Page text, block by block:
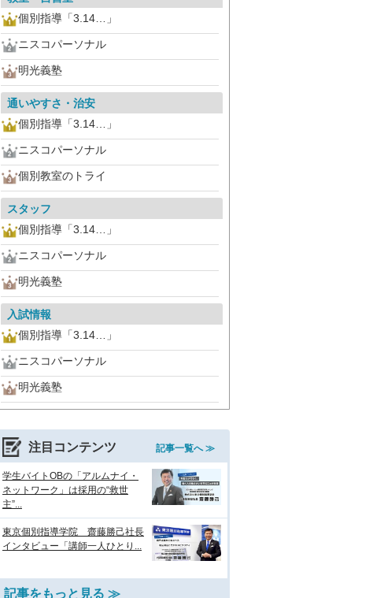
個別指導「3.14…」
ニスコパーソナル
明光義塾
通いやすさ・治安
個別指導「3.14…」
ニスコパーソナル
個別教室のトライ
スタッフ
個別指導「3.14…」
ニスコパーソナル
明光義塾
入試情報
個別指導「3.14…」
ニスコパーソナル
明光義塾
注目コンテンツ 記事一覧へ ≫
学生バイトOBの「アルムナイ・
ネットワーク」は採用の“救世
主”...
東京個別指導学院 齋藤勝己社長
インタビュー「講師一人ひとり...
記事をもっと見る ≫